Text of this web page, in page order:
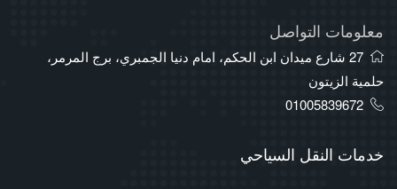
معلومات التواصل
27 شارع ميدان ابن الحكم، امام دنيا الجمبري، برج المرمر،
حلمية الزيتون
01005839672
خدمات النقل السياحي